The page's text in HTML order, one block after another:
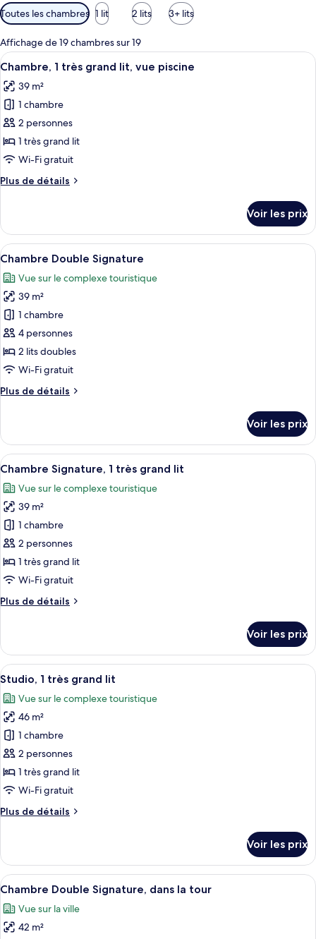
Filtres
disponibles
pour
les
chambres
Toutes les chambres 1 lit 2 lits 3+ lits
Affichage de 19 chambres sur 19
Afficher
toutes
les
photos
pour
ce
type
chambre :
très
grand
lit,
vue
piscine
Un balcon avec vue sur la piscine,
6
Chambre, 1 très grand lit, vue piscine
39 m²
1 chambre
2 personnes
1 très grand lit
Wi-Fi gratuit
Plus de détails
Plus
le
type
de
Chambre,
très
grand
lit,
vue
piscine
Voir les prix
Afficher
toutes
les
photos
pour
ce
type
de
chambre :
Chambre
Une chambre d’hôtel avec deux lits,
7
Chambre Double Signature
Vue sur le complexe touristique
39 m²
1 chambre
4 personnes
2 lits doubles
Wi-Fi gratuit
Plus de détails
Plus
le
type
de
Chambre
Double
Signature
Voir les prix
Afficher
toutes
les
photos
pour
ce
type
de
chambre :
Chambre
très
grand
lit
Une chambre d’hôtel avec un lit, un
7
Chambre Signature, 1 très grand lit
Vue sur le complexe touristique
39 m²
1 chambre
2 personnes
1 très grand lit
Wi-Fi gratuit
Plus de détails
Plus
le
type
de
Chambre
Signature,
très
grand
lit
Voir les prix
Afficher
toutes
les
photos
pour
ce
type
de
chambre :
Studio,
grand
lit
Studio, 1 très grand lit | 1 chambre,
6
Studio, 1 très grand lit
Vue sur le complexe touristique
46 m²
1 chambre
2 personnes
1 très grand lit
Wi-Fi gratuit
Plus de détails
Plus
le
type
de
Studio,
Voir les prix
Afficher
toutes
les
photos
Une chambre d’hôtel avec deux
5
Chambre Double Signature, dans la tour
Vue sur la ville
42 m²